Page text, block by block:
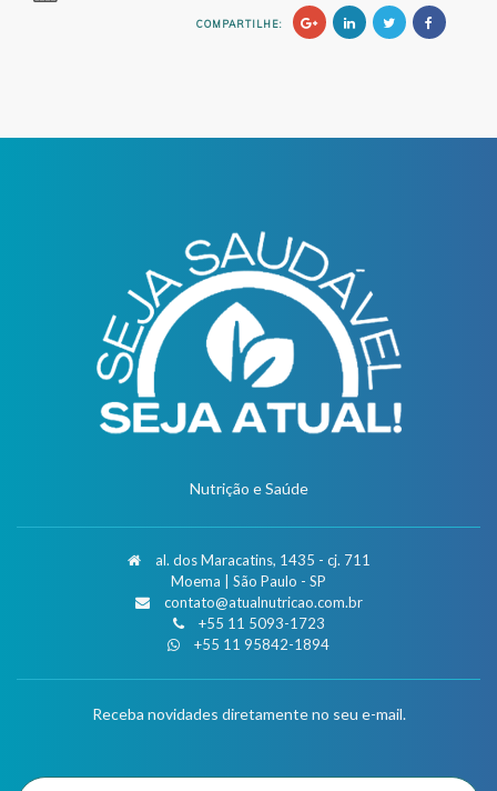
COMPARTILHE:
Nutrição e Saúde
al. dos Maracatins, 1435 - cj. 711
Moema | São Paulo - SP
contato@atualnutricao.com.br
+55 11 5093-1723
+55 11 95842-1894
Receba novidades diretamente no seu e-mail.